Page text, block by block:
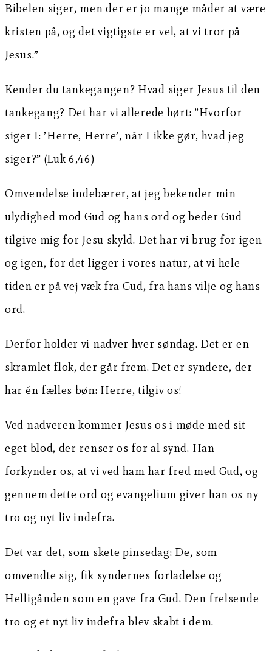
Bibelen siger, men der er jo mange måder at være
kristen på, og det vigtigste er vel, at vi tror på
Jesus.”
Kender du tankegangen? Hvad siger Jesus til den
tankegang? Det har vi allerede hørt: ”Hvorfor
siger I: ’Herre, Herre’, når I ikke gør, hvad jeg
siger?” (Luk 6,46)
Omvendelse indebærer, at jeg bekender min
ulydighed mod Gud og hans ord og beder Gud
tilgive mig for Jesu skyld. Det har vi brug for igen
og igen, for det ligger i vores natur, at vi hele
tiden er på vej væk fra Gud, fra hans vilje og hans
ord.
Derfor holder vi nadver hver søndag. Det er en
skramlet flok, der går frem. Det er syndere, der
har én fælles bøn: Herre, tilgiv os!
Ved nadveren kommer Jesus os i møde med sit
eget blod, der renser os for al synd. Han
forkynder os, at vi ved ham har fred med Gud, og
gennem dette ord og evangelium giver han os ny
tro og nyt liv indefra.
Det var det, som skete pinsedag: De, som
omvendte sig, fik syndernes forladelse og
Helligånden som en gave fra Gud. Den frelsende
tro og et nyt liv indefra blev skabt i dem.